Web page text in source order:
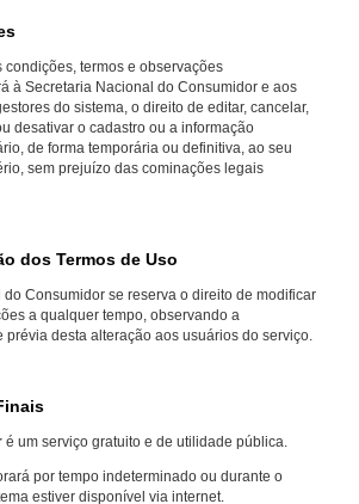
condições, termos e observações
à Secretaria Nacional do Consumidor e aos
do sistema, o direito de editar, cancelar,
desativar o cadastro ou a informação
de forma temporária ou definitiva, ao seu
sem prejuízo das cominações legais
dos Termos de Uso
Consumidor se reserva o direito de modificar
a qualquer tempo, observando a
prévia desta alteração aos usuários do serviço.
é um serviço gratuito e de utilidade pública.
por tempo indeterminado ou durante o
estiver disponível via internet.